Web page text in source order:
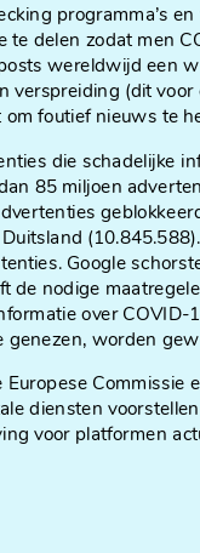
programma’s
te delen zodat men
wereldwijd een
verspreiding (dit
foutief nieuws te
die schadelijke
85 miljoen
Google
de nodige
over COVID-
genezen, worden
Commissie
diensten
voor platformen